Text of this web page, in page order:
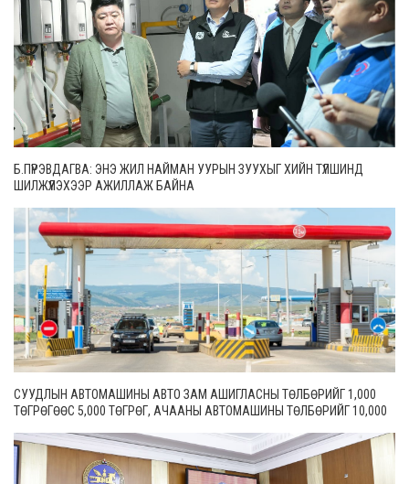
Б.ПҮРЭВДАГВА: ЭНЭ ЖИЛ НАЙМАН УУРЫН ЗУУХЫГ ХИЙН ТҮЛШИНД
ШИЛЖҮҮЛЭХЭЭР АЖИЛЛАЖ БАЙНА
СУУДЛЫН АВТОМАШИНЫ АВТО ЗАМ АШИГЛАСНЫ ТӨЛБӨРИЙГ 1,000
ТӨГРӨГӨӨС 5,000 ТӨГРӨГ, АЧААНЫ АВТОМАШИНЫ ТӨЛБӨРИЙГ 10,000